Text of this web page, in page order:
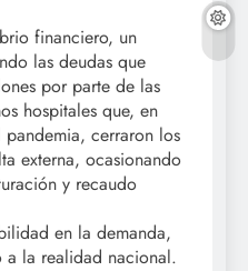
financiero, un
las deudas que
por parte de las
hospitales que, en
cerraron los
externa, ocasionando
y recaudo
en la demanda,
a la realidad nacional.